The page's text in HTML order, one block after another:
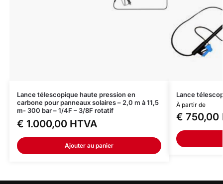
Lance télescopique haute pression en
carbone pour panneaux solaires – 2,0 m à 11,5
m- 300 bar – 1/4F – 3/8F rotatif
€ 1.000,00 HTVA
Ajouter au panier
Lance
À partir de
€ 750,00